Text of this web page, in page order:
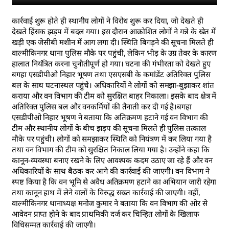
कार्रवाई शुरू होते ही स्थानीय लोगों ने विरोध शुरू कर दिया, जो देखते ही
देखते हिंसक झड़प में बदल गया। इस दौरान आक्रोशित लोगों ने गन्ने के खेत में
खड़ी एक जेसीबी मशीन में आग लगा दी। स्थिति बिगड़ने की सूचना मिलते ही
वाल्मीकिनगर थाना पुलिस मौके पर पहुंची, लेकिन भीड़ के उग्र तेवर के कारण
हालात नियंत्रित करना चुनौतीपूर्ण हो गया। घटना की गंभीरता को देखते हुए
बगहा एसडीपीओ निहार भूषण तथा एसएसबी के कमांडेंट अतिरिक्त पुलिस
बल के साथ घटनास्थल पहुंचे। अधिकारियों ने लोगों को समझा-बुझाकर शांत
कराया और वन विभाग की टीम को सुरक्षित बाहर निकाला। इसके बाद क्षेत्र में
अतिरिक्त पुलिस बल और वनकर्मियों की तैनाती कर दी गई है।बगहा
एसडीपीओ निहार भूषण ने बताया कि अतिक्रमण हटाने गई वन विभाग की
टीम और स्थानीय लोगों के बीच झड़प की सूचना मिलते ही पुलिस तत्काल
मौके पर पहुंची। लोगों को समझाकर स्थिति को नियंत्रण में कर लिया गया है
तथा वन विभाग की टीम को सुरक्षित निकाल लिया गया है। उन्होंने कहा कि
कानून-व्यवस्था बनाए रखने के लिए आवश्यक कदम उठाए जा रहे हैं और वन
अधिकारियों के साथ बैठक कर आगे की कार्रवाई की जाएगी। वन विभाग ने
स्पष्ट किया है कि वन भूमि से अवैध अतिक्रमण हटाने का अभियान जारी रहेगा
तथा कानून हाथ में लेने वालों के विरुद्ध सख्त कार्रवाई की जाएगी। वहीं,
वाल्मीकिनगर थानाध्यक्ष मनोज कुमार ने बताया कि वन विभाग की ओर से
आवेदन प्राप्त होने के बाद प्राथमिकी दर्ज कर चिन्हित लोगों के खिलाफ
विधिसम्मत कार्रवाई की जाएगी।